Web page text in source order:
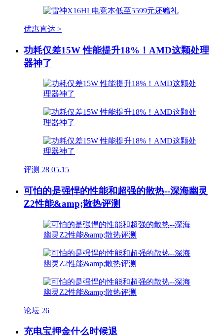
优惠直达 >
功耗仅差15W 性能提升18%！AMD这颗处理
器神了
评测 28 05.15
可怕的是强悍的性能和超强的散热--深海幽灵
Z2性能&amp;散热评测
论坛 26
充电宝押金什么时候退